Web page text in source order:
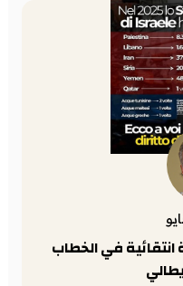
في الخطاب